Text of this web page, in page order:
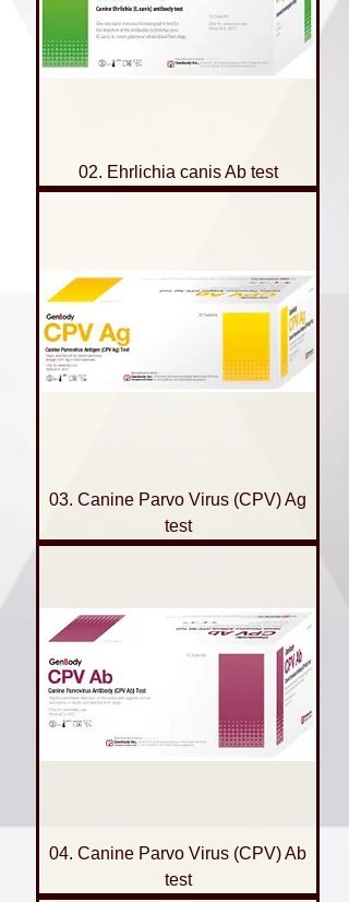
02. Ehrlichia canis Ab test
03. Canine Parvo Virus (CPV) Ag
test
04. Canine Parvo Virus (CPV) Ab
test